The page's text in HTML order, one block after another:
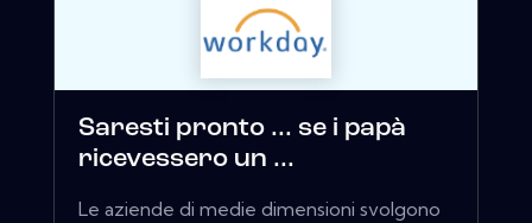
Saresti pronto ... se i papà
ricevessero un ...
Le aziende di medie dimensioni svolgono